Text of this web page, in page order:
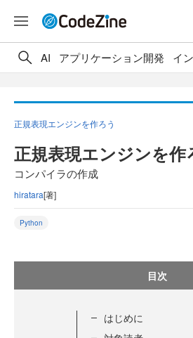
AI アプリケーション開発 イ
正規表現エンジンを作ろう
正規表現エンジンを作
コンパイラの作成
hiratara[著]
Python
目次
はじめに